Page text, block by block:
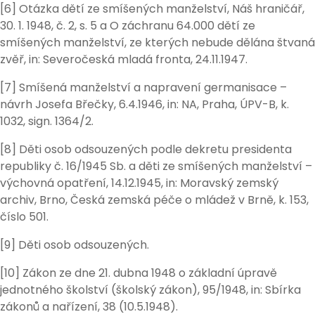
[6] Otázka dětí ze smíšených manželství, Náš hraničář,
30. 1. 1948, č. 2, s. 5 a O záchranu 64.000 dětí ze
smíšených manželství, ze kterých nebude dělána štvaná
zvěř, in: Severočeská mladá fronta, 24.11.1947.
[7] Smíšená manželství a napravení germanisace –
návrh Josefa Břečky, 6.4.1946, in: NA, Praha, ÚPV-B, k.
1032, sign. 1364/2.
[8] Děti osob odsouzených podle dekretu presidenta
republiky č. 16/1945 Sb. a děti ze smíšených manželství –
výchovná opatření, 14.12.1945, in: Moravský zemský
archiv, Brno, Česká zemská péče o mládež v Brně, k. 153,
číslo 501.
[9] Děti osob odsouzených.
[10] Zákon ze dne 21. dubna 1948 o základní úpravě
jednotného školství (školský zákon), 95/1948, in: Sbírka
zákonů a nařízení, 38 (10.5.1948).